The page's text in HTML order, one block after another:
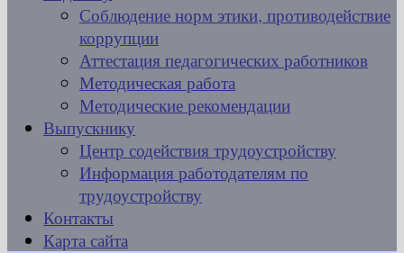
Соблюдение норм этики, противодействие
коррупции
Аттестация педагогических работников
Методическая работа
Методические рекомендации
Выпускнику
Центр содействия трудоустройству
Информация работодателям по
трудоустройству
Контакты
Карта сайта